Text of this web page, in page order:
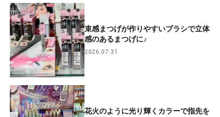
束感まつげが作りやすいブラシで立体
感のあるまつげに♪
2026.07.31
花火のように光り輝くカラーで指先を